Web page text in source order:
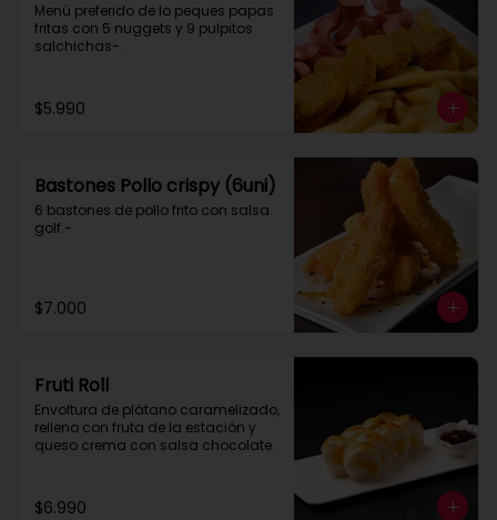
Menú preferido de lo peques papas
fritas con 5 nuggets y 9 pulpitos
salchichas-.
$5.990
Bastones Pollo crispy (6uni)
6 bastones de pollo frito con salsa
golf.-
$7.000
Fruti Roll
Envoltura de plátano caramelizado,
relleno con fruta de la estación y
queso crema con salsa chocolate.
$6.990